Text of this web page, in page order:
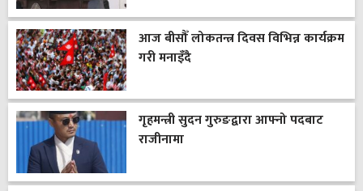
आज बीसौँ लोकतन्त्र दिवस विभिन्न कार्यक्रम
गरी मनाइँदै
गृहमन्त्री सुदन गुरुङद्वारा आफ्नो पदबाट
राजीनामा